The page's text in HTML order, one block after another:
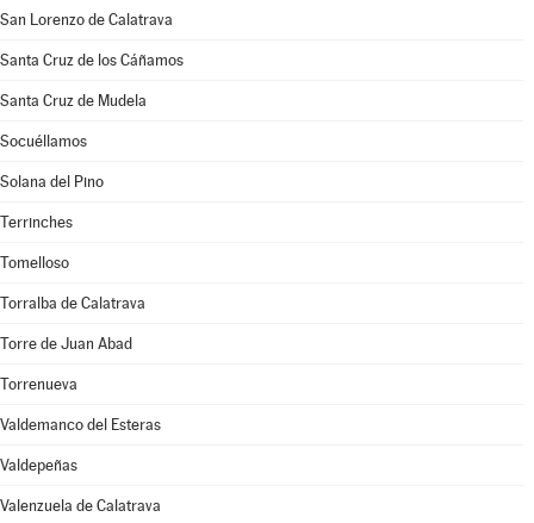
San Lorenzo de Calatrava
Santa Cruz de los Cáñamos
Santa Cruz de Mudela
Socuéllamos
Solana del Pino
Terrinches
Tomelloso
Torralba de Calatrava
Torre de Juan Abad
Torrenueva
Valdemanco del Esteras
Valdepeñas
Valenzuela de Calatrava